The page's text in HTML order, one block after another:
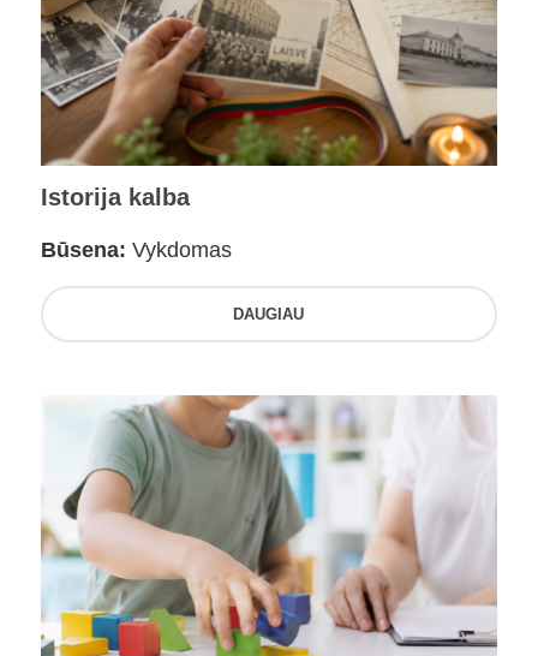
Istorija kalba
Būsena: Vykdomas
DAUGIAU